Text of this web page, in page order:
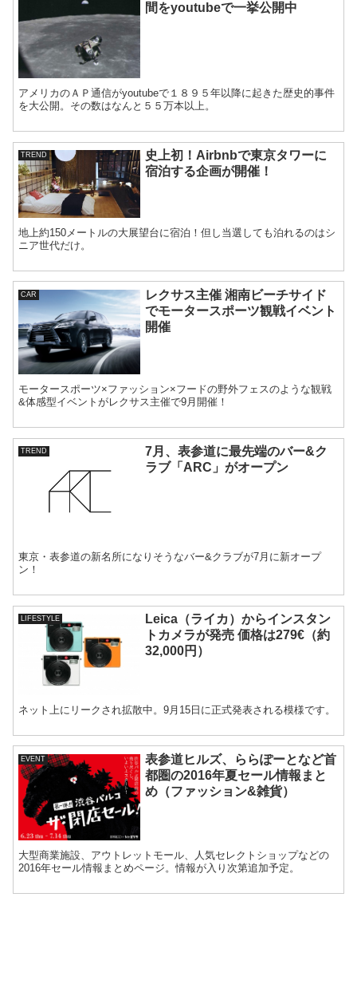
間をyoutubeで一挙公開中
アメリカのＡＰ通信がyoutubeで１８９５年以降に起きた歴史的事件
を大公開。その数はなんと５５万本以上。
TREND
史上初！Airbnbで東京タワーに
宿泊する企画が開催！
地上約150メートルの大展望台に宿泊！但し当選しても泊れるのはシ
ニア世代だけ。
CAR
レクサス主催 湘南ビーチサイド
でモータースポーツ観戦イベント
開催
モータースポーツ×ファッション×フードの野外フェスのような観戦
&体感型イベントがレクサス主催で9月開催！
TREND
7月、表参道に最先端のバー&ク
ラブ「ARC」がオープン
東京・表参道の新名所になりそうなバー&クラブが7月に新オープ
ン！
LIFESTYLE
Leica（ライカ）からインスタン
トカメラが発売 価格は279€（約
32,000円）
ネット上にリークされ拡散中。9月15日に正式発表される模様です。
EVENT
表参道ヒルズ、ららぽーとなど首
都圏の2016年夏セール情報まと
め（ファッション&雑貨）
大型商業施設、アウトレットモール、人気セレクトショップなどの
2016年セール情報まとめページ。情報が入り次第追加予定。